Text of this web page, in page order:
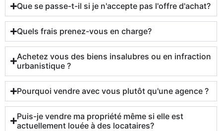
Que se passe-t-il si je n'accepte pas l'offre d'achat?
Quels frais prenez-vous en charge?
Achetez vous des biens insalubres ou en infraction
urbanistique ?
Pourquoi vendre avec vous plutôt qu'une agence ?
Puis-je vendre ma propriété même si elle est
actuellement louée à des locataires?